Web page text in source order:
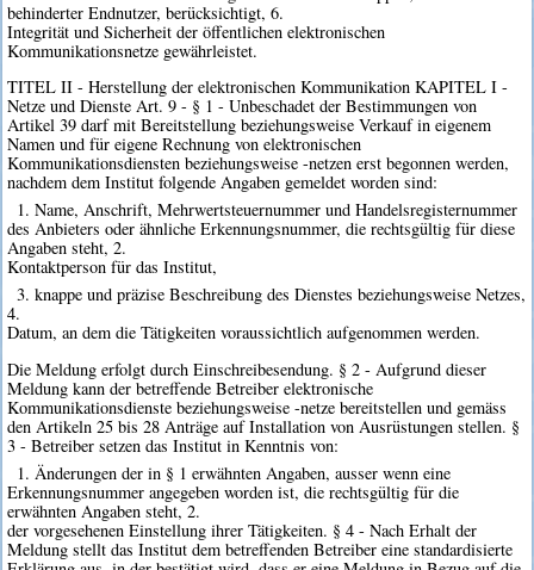
behinderter Endnutzer, berücksichtigt, 6.
Integrität und Sicherheit der öffentlichen elektronischen
Kommunikationsnetze gewährleistet.
TITEL II - Herstellung der elektronischen Kommunikation KAPITEL I -
Netze und Dienste Art. 9 - § 1 - Unbeschadet der Bestimmungen von
Artikel 39 darf mit Bereitstellung beziehungsweise Verkauf in eigenem
Namen und für eigene Rechnung von elektronischen
Kommunikationsdiensten beziehungsweise -netzen erst begonnen werden,
nachdem dem Institut folgende Angaben gemeldet worden sind:
1. Name, Anschrift, Mehrwertsteuernummer und Handelsregisternummer
des Anbieters oder ähnliche Erkennungsnummer, die rechtsgültig für diese
Angaben steht, 2.
Kontaktperson für das Institut,
3. knappe und präzise Beschreibung des Dienstes beziehungsweise Netzes,
4.
Datum, an dem die Tätigkeiten voraussichtlich aufgenommen werden.
Die Meldung erfolgt durch Einschreibesendung. § 2 - Aufgrund dieser
Meldung kann der betreffende Betreiber elektronische
Kommunikationsdienste beziehungsweise -netze bereitstellen und gemäss
den Artikeln 25 bis 28 Anträge auf Installation von Ausrüstungen stellen. §
3 - Betreiber setzen das Institut in Kenntnis von:
1. Änderungen der in § 1 erwähnten Angaben, ausser wenn eine
Erkennungsnummer angegeben worden ist, die rechtsgültig für die
erwähnten Angaben steht, 2.
der vorgesehenen Einstellung ihrer Tätigkeiten. § 4 - Nach Erhalt der
Meldung stellt das Institut dem betreffenden Betreiber eine standardisierte